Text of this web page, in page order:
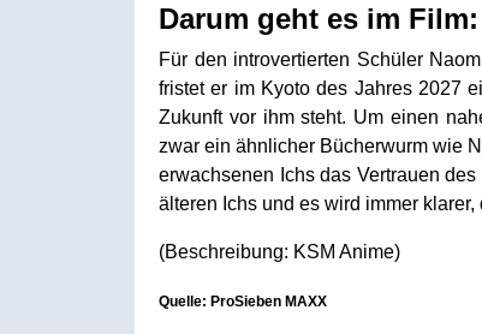
Darum geht es im Film:
Für den introvertierten Schüler
fristet er im Kyoto des Jahres 2027
Zukunft vor ihm steht. Um einen
zwar ein ähnlicher Bücherwurm wie
erwachsenen Ichs das Vertrauen
älteren Ichs und es wird immer
(Beschreibung: KSM Anime)
Quelle: ProSieben MAXX